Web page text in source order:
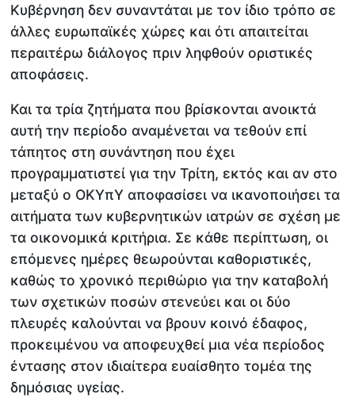
Κυβέρνηση δεν συναντάται με τον ίδιο τρόπο σε
άλλες ευρωπαϊκές χώρες και ότι απαιτείται
περαιτέρω διάλογος πριν ληφθούν οριστικές
αποφάσεις.
Και τα τρία ζητήματα που βρίσκονται ανοικτά
αυτή την περίοδο αναμένεται να τεθούν επί
τάπητος στη συνάντηση που έχει
προγραμματιστεί για την Τρίτη, εκτός και αν στο
μεταξύ ο ΟΚΥπΥ αποφασίσει να ικανοποιήσει τα
αιτήματα των κυβερνητικών ιατρών σε σχέση με
τα οικονομικά κριτήρια. Σε κάθε περίπτωση, οι
επόμενες ημέρες θεωρούνται καθοριστικές,
καθώς το χρονικό περιθώριο για την καταβολή
των σχετικών ποσών στενεύει και οι δύο
πλευρές καλούνται να βρουν κοινό έδαφος,
προκειμένου να αποφευχθεί μια νέα περίοδος
έντασης στον ιδιαίτερα ευαίσθητο τομέα της
δημόσιας υγείας.